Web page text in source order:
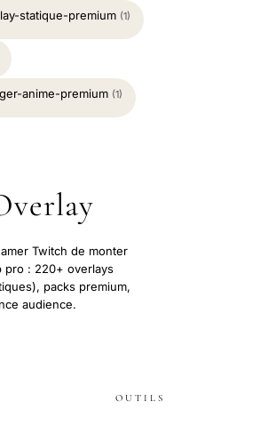
statique-premium (1)
anime-premium (1)
Twitch de monter
pro : 220+ overlays
packs premium,
audience.
OUTILS